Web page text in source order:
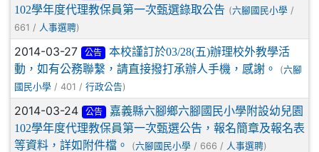
102學年度代理教保員第一次甄選錄取公告 (六腳國民小學 /
661 / 人事選聘)
2014-03-27 公告
本校謹訂於03/28(五)辦理校外教學活
動，如有公務聯繫，請直接撥打承辦人手機，感謝。
(六腳
國民小學 / 401 / 行政公告)
2014-03-24 公告
嘉義縣六腳鄉六腳國民小學附設幼兒園
102學年度代理教保員第一次甄選公告，報名簡章及報名表
等資料，詳如附件檔。
(六腳國民小學 / 666 / 人事選聘)